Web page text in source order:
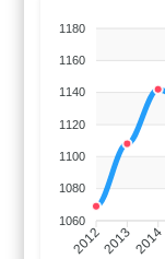
1180
1160
1140
1120
1100
1080
1060
201220132014